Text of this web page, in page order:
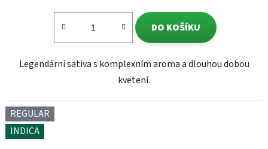
DO KOŠÍKU
Legendární sativa s komplexním aroma a dlouhou dobou
kvetení.
REGULAR
INDICA